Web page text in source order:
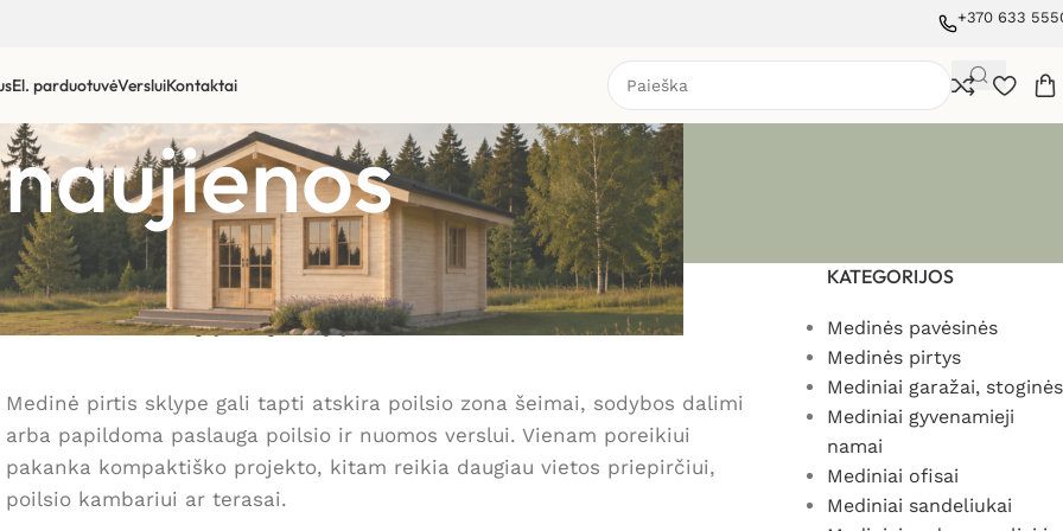
+370 633
El. parduotuvėVersluiKontaktai
MEDINĖS PIRTYS
medinę pirtį sklypui
Medinė pirtis sklype gali tapti atskira poilsio zona šeimai, sodybos dalimi
arba papildoma paslauga poilsio ir nuomos verslui. Vienam poreikiui
pakanka kompaktiško projekto, kitam reikia daugiau vietos priepirčiui,
poilsio kambariui ar terasai.
KATEGORIJOS
Medinės pavėsinės
Medinės pirtys
Mediniai garažai, stoginės
Mediniai gyvenamieji
namai
Mediniai ofisai
Mediniai sandeliukai